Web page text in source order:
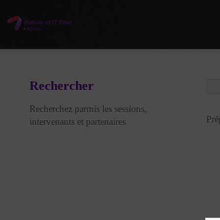
Rechercher
Recherchez parmis les sessions,
intervenants et partenaires